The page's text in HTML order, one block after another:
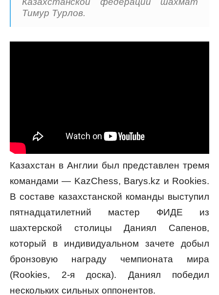
Тимур Турлов.
Казахстан в Англии был представлен тремя
командами — KazChess, Barys.kz и Rookies.
В составе казахстанской команды выступил
пятнадцатилетний мастер ФИДЕ из
шахтерской столицы Даниял Сапенов,
который в индивидуальном зачете добыл
бронзовую награду чемпионата мира
(Rookies, 2-я доска). Даниял победил
нескольких сильных оппонентов.